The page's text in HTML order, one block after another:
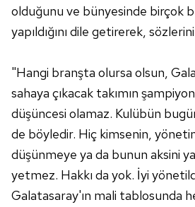
olduğunu ve bünyesinde birçok
yapıldığını dile getirerek,
"Hangi branşta olursa olsun,
sahaya çıkacak takımın
düşüncesi olamaz. Kulübün
de böyledir. Hiç kimsenin,
düşünmeye ya da bunun aksini
yetmez. Hakkı da yok. İyi
Galatasaray'ın mali tablosunda